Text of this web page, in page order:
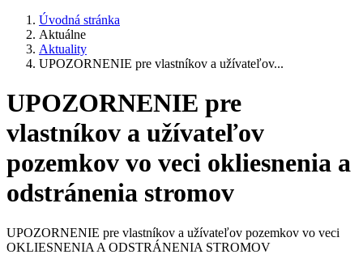
Úvodná stránka
Aktuálne
Aktuality
UPOZORNENIE pre vlastníkov a užívateľov...
UPOZORNENIE pre
vlastníkov a užívateľov
pozemkov vo veci okliesnenia a
odstránenia stromov
UPOZORNENIE pre vlastníkov a užívateľov pozemkov vo veci
OKLIESNENIA A ODSTRÁNENIA STROMOV